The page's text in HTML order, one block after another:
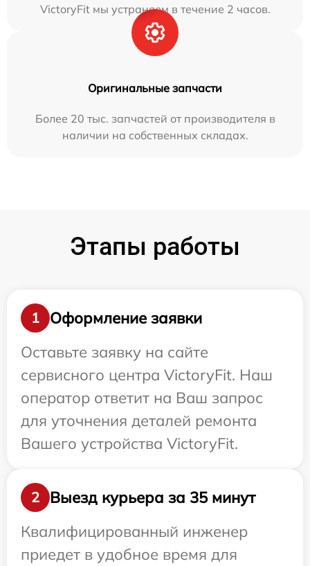
VictoryFit мы устраняем в течение 2 часов.
Оригинальные запчасти
Более 20 тыс. запчастей от производителя в
наличии на собственных складах.
Этапы работы
1
Оформление заявки
Оставьте заявку на сайте
сервисного центра VictoryFit. Наш
оператор ответит на Ваш запрос
для уточнения деталей ремонта
Вашего устройства VictoryFit.
2
Выезд курьера за 35 минут
Квалифицированный инженер
приедет в удобное время для